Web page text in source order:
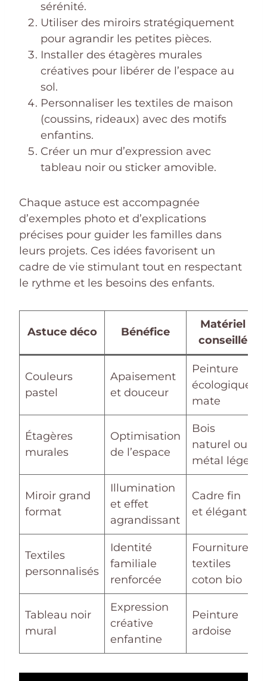
sérénité.
Utiliser des miroirs stratégiquement
pour agrandir les petites pièces.
Installer des étagères murales
créatives pour libérer de l’espace au
sol.
Personnaliser les textiles de maison
(coussins, rideaux) avec des motifs
enfantins.
Créer un mur d’expression avec
tableau noir ou sticker amovible.
Chaque astuce est accompagnée
d’exemples photo et d’explications
précises pour guider les familles dans
leurs projets. Ces idées favorisent un
cadre de vie stimulant tout en respectant
le rythme et les besoins des enfants.
Astuce déco Bénéfice
Matériel
conseillé
Couleurs
pastel
Apaisement
et douceur
Peinture
écologique
mate
Étagères
murales
Optimisation
de l’espace
Bois
naturel ou
métal léger
Miroir grand
format
Illumination
et effet
agrandissant
Cadre fin
et élégant
Textiles
personnalisés
Identité
familiale
renforcée
Fournitures
textiles
coton bio
Tableau noir
mural
Expression
créative
enfantine
Peinture
ardoise